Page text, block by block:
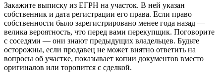
Закажите выписку из ЕГРН на участок. В ней указан
собственник и дата регистрации его права. Если право
собственности было зарегистрировано менее года назад —
велика вероятность, что перед вами перекупщик. Поговорите
с соседями — они знают предыдущих владельцев. Будьте
осторожны, если продавец не может внятно ответить на
вопросы об участке, показывает копии документов вместо
оригиналов или торопится с сделкой.